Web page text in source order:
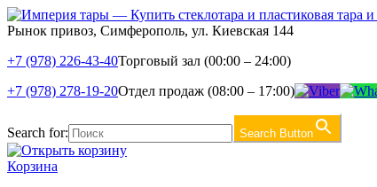
Рынок привоз, Симферополь, ул. Киевская 144
+7 (978) 226-43-40Торговый зал (00:00 – 24:00)
+7 (978) 278-19-20Отдел продаж (08:00 – 17:00)
Search for: Search Button
Корзина